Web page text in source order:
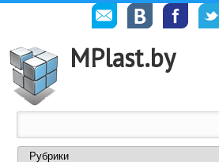
MPlast.by